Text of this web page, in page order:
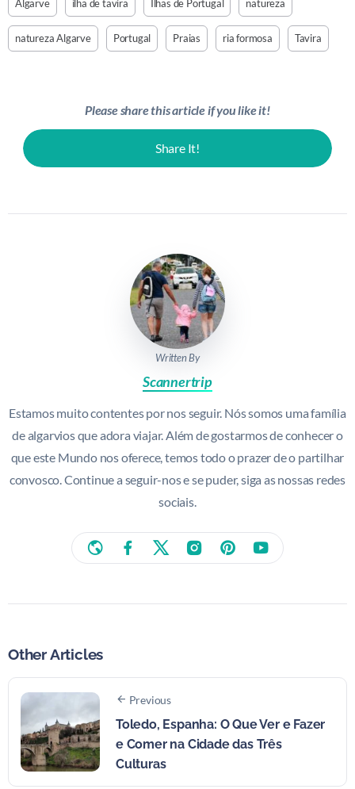
Algarve ilha de tavira Ilhas de Portugal natureza
natureza Algarve Portugal Praias ria formosa Tavira
Please share this article if you like it!
Share It!
Written By
Scannertrip
Estamos muito contentes por nos seguir. Nós somos uma família
de algarvios que adora viajar. Além de gostarmos de conhecer o
que este Mundo nos oferece, temos todo o prazer de o partilhar
convosco. Continue a seguir-nos e se puder, siga as nossas redes
sociais.
Other Articles
Previous
Toledo, Espanha: O Que Ver e Fazer
e Comer na Cidade das Três
Culturas